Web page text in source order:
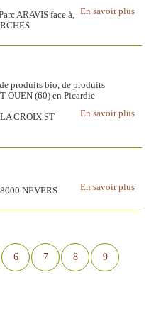
En savoir plus
ARAVIS face à,
produits bio, de produits
OUEN (60) en Picardie
En savoir plus
CROIX ST
En savoir plus
NEVERS
6 7 8 9